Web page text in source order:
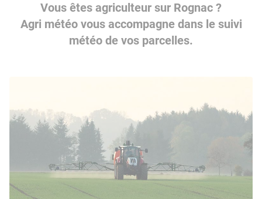
Vous êtes agriculteur sur Rognac ?
Agri météo vous accompagne dans le suivi
météo de vos parcelles.